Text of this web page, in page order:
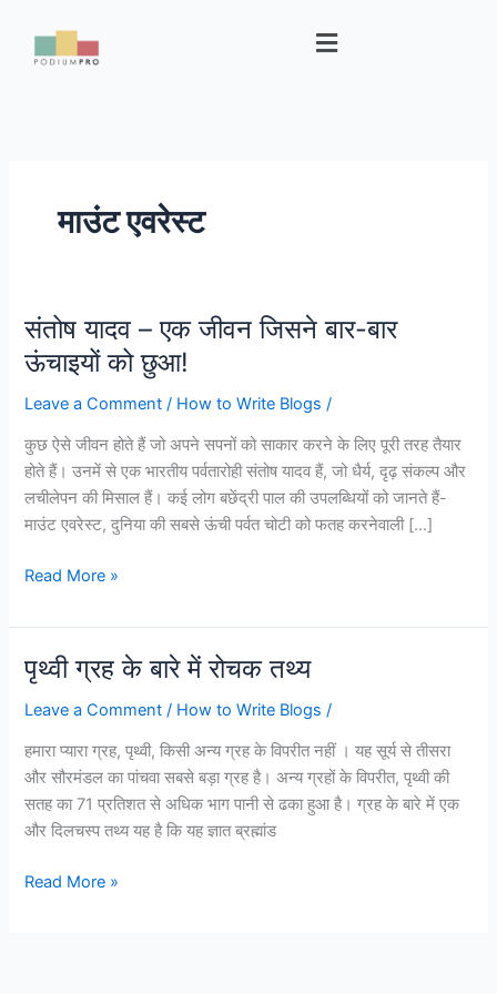
content
Menu
माउंट एवरेस्ट
संतोष यादव – एक जीवन जिसने बार-बार
ऊंचाइयों को छुआ!
Leave a Comment / How to Write Blogs /
कुछ ऐसे जीवन होते हैं जो अपने सपनों को साकार करने के लिए पूरी तरह तैयार
होते हैं। उनमें से एक भारतीय पर्वतारोही संतोष यादव हैं, जो धैर्य, दृढ़ संकल्प और
लचीलेपन की मिसाल हैं। कई लोग बछेंद्री पाल की उपलब्धियों को जानते हैं-
माउंट एवरेस्ट, दुनिया की सबसे ऊंची पर्वत चोटी को फतह करनेवाली […]
संतोष
यादव
–
एक
जीवन
जिसने
बार-
ऊंचाइयों
को
Read More »
पृथ्वी ग्रह के बारे में रोचक तथ्य
Leave a Comment / How to Write Blogs /
हमारा प्यारा ग्रह, पृथ्वी, किसी अन्य ग्रह के विपरीत नहीं । यह सूर्य से तीसरा
और सौरमंडल का पांचवा सबसे बड़ा ग्रह है। अन्य ग्रहों के विपरीत, पृथ्वी की
सतह का 71 प्रतिशत से अधिक भाग पानी से ढका हुआ है। ग्रह के बारे में एक
और दिलचस्प तथ्य यह है कि यह ज्ञात ब्रह्मांड
पृथ्वी
ग्रह
के
बारे
में
रोचक
तथ्य
Read More »